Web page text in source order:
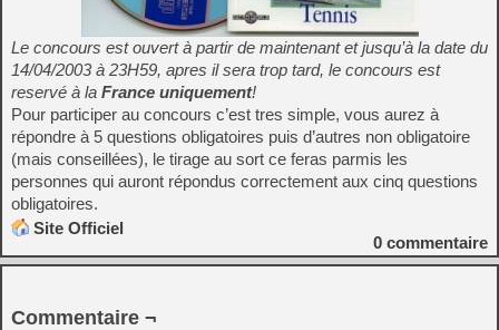
Le concours est ouvert à partir de maintenant et jusqu’à la date du
14/04/2003 à 23H59, apres il sera trop tard, le concours est
reservé à la France uniquement!
Pour participer au concours c’est tres simple, vous aurez à
répondre à 5 questions obligatoires puis d’autres non obligatoire
(mais conseillées), le tirage au sort ce feras parmis les
personnes qui auront répondus correctement aux cinq questions
obligatoires.
Site Officiel
0 commentaire
Commentaire ¬